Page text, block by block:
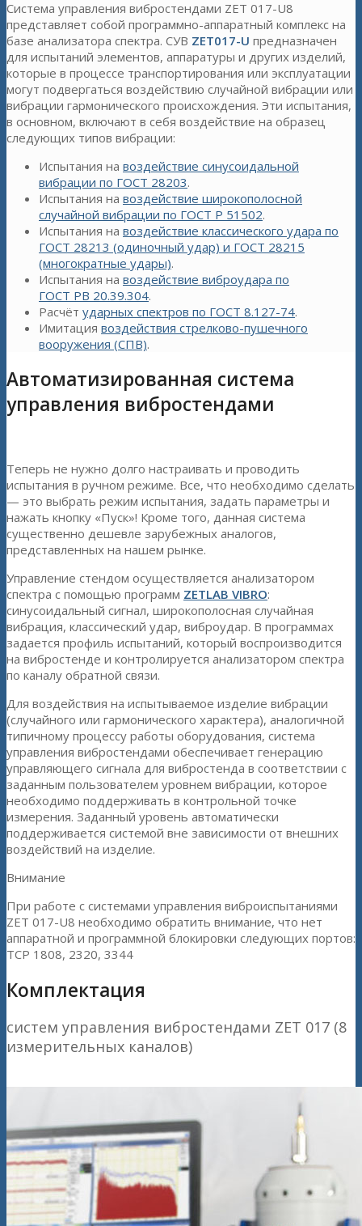
Система управления вибростендами ZET 017-U8
представляет собой программно-аппаратный комплекс на
базе анализатора спектра. СУВ ZET017-U предназначен
для испытаний элементов, аппаратуры и других изделий,
которые в процессе транспортирования или эксплуатации
могут подвергаться воздействию случайной вибрации или
вибрации гармонического происхождения. Эти испытания,
в основном, включают в себя воздействие на образец
следующих типов вибрации:
Испытания на воздействие синусоидальной
вибрации по ГОСТ 28203.
Испытания на воздействие широкополосной
случайной вибрации по ГОСТ Р 51502.
Испытания на воздействие классического удара по
ГОСТ 28213 (одиночный удар) и ГОСТ 28215
(многократные удары).
Испытания на воздействие виброудара по
ГОСТ РВ 20.39.304.
Расчёт ударных спектров по ГОСТ 8.127-74.
Имитация воздействия стрелково-пушечного
вооружения (СПВ).
Автоматизированная система
управления вибростендами
Теперь не нужно долго настраивать и проводить
испытания в ручном режиме. Все, что необходимо сделать
— это выбрать режим испытания, задать параметры и
нажать кнопку «Пуск»! Кроме того, данная система
существенно дешевле зарубежных аналогов,
представленных на нашем рынке.
Управление стендом осуществляется анализатором
спектра с помощью программ ZETLAB VIBRO:
синусоидальный сигнал, широкополосная случайная
вибрация, классический удар, виброудар. В программах
задается профиль испытаний, который воспроизводится
на вибростенде и контролируется анализатором спектра
по каналу обратной связи.
Для воздействия на испытываемое изделие вибрации
(случайного или гармонического характера), аналогичной
типичному процессу работы оборудования, система
управления вибростендами обеспечивает генерацию
управляющего сигнала для вибростенда в соответствии с
заданным пользователем уровнем вибрации, которое
необходимо поддерживать в контрольной точке
измерения. Заданный уровень автоматически
поддерживается системой вне зависимости от внешних
воздействий на изделие.
Внимание
При работе с системами управления виброиспытаниями
ZET 017-U8 необходимо обратить внимание, что нет
аппаратной и программной блокировки следующих портов:
TCP 1808, 2320, 3344
Комплектация
систем управления вибростендами ZET 017 (8
измерительных каналов)